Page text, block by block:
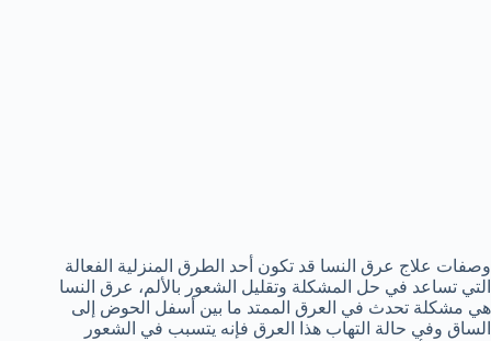
وصفات علاج عرق النسا قد تكون أحد الطرق المنزلية الفعالة
التي تساعد في حل المشكلة وتقليل الشعور بالألم، عرق النسا
هي مشكلة تحدث في العرق الممتد ما بين أسفل الحوض إلى
الساق وفي حالة التهاب هذا العرق فإنه يتسبب في الشعور